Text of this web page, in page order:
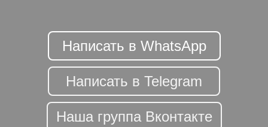
Написать в WhatsApp
Написать в Telegram
Наша группа Вконтакте